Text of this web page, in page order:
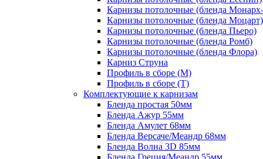
Карнизы потолочные (бленда
Карнизы потолочные (бленда Моцарт)
Карнизы потолочные (бленда Пьеро)
Карнизы потолочные (бленда Ромб)
Карнизы потолочные (бленда Флора)
Карниз Струна
Профиль в сборе (М)
Профиль в сборе (Т)
Комплектующие к карнизам
Бленда простая 50мм
Бленда Ажур 55мм
Бленда Амулет 68мм
Бленда Версаче/Меандр 68мм
Бленда Волна 3D 85мм
Бленда Греция/Меандр 55мм